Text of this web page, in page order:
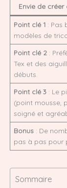
Envie de créer
Point clé 1: Pas
modèles de
Point clé 2:
Tex et des
débuts.
Point clé 3: Le
(point mousse,
soigné et
Bonus: De
pas à pas pour
Sommaire